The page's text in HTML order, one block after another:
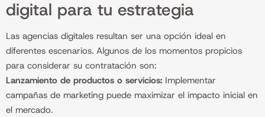
digital para tu estrategia
Las agencias digitales resultan ser una opción ideal en
diferentes escenarios. Algunos de los momentos propicios
para considerar su contratación son:
Lanzamiento de productos o servicios: Implementar
campañas de marketing puede maximizar el impacto inicial en
el mercado.